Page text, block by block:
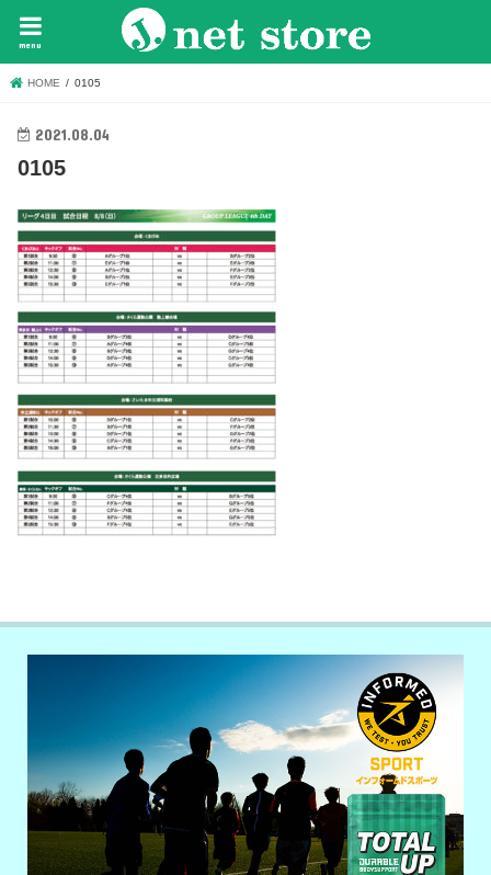
menu
HOME 0105
2021.08.04
0105